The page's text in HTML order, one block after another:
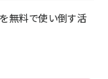
無料で使い倒す活